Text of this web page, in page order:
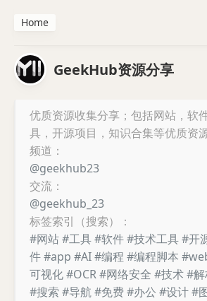
GeekHub资源分享
优质资源收集分享；包括网站，软
具，开源项目，知识合集等优质资
频道：
@geekhub23
交流：
@geekhub_23
标签索引（搜索）：
#网站#工具#软件#技术工具#开
件#app #AI#编程 #编程脚本
可视化#OCR#网络安全 #技术#
#搜索 #导航#免费#办公 #设计#
Home